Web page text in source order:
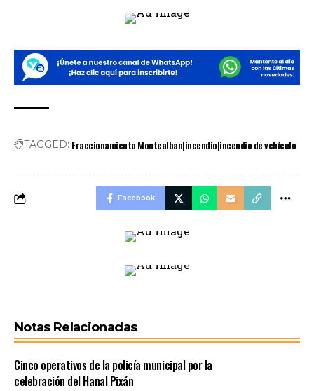
TAGGED: Fraccionamiento Montealban|incendio|incendio de vehículo
Facebook
Notas Relacionadas
Cinco operativos de la policía municipal por la
celebración del Hanal Pixán